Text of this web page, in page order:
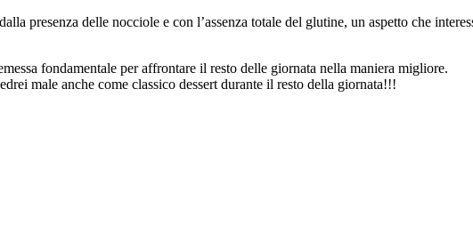
presenza delle nocciole e con l’assenza totale del glutine, un aspetto che
fondamentale per affrontare il resto delle giornata nella maniera migliore.
male anche come classico dessert durante il resto della giornata!!!